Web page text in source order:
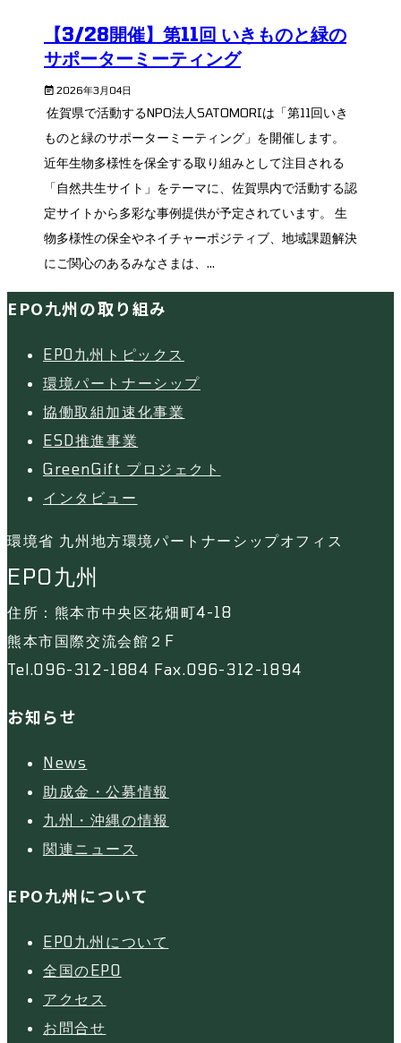
【3/28開催】第11回 いきものと緑の
サポーターミーティング
2026年3月04日
佐賀県で活動するNPO法人SATOMORIは「第11回いき
ものと緑のサポーターミーティング」を開催します。
近年生物多様性を保全する取り組みとして注目される
「自然共生サイト」をテーマに、佐賀県内で活動する認
定サイトから多彩な事例提供が予定されています。 生
物多様性の保全やネイチャーポジティブ、地域課題解決
にご関心のあるみなさまは、...
EPO九州の取り組み
EPO九州トピックス
環境パートナーシップ
協働取組加速化事業
ESD推進事業
GreenGift プロジェクト
インタビュー
環境省 九州地方環境パートナーシップオフィス
EPO九州
住所：熊本市中央区花畑町4-18
熊本市国際交流会館２F
Tel.096-312-1884 Fax.096-312-1894
お知らせ
News
助成金・公募情報
九州・沖縄の情報
関連ニュース
EPO九州について
EPO九州について
全国のEPO
アクセス
お問合せ